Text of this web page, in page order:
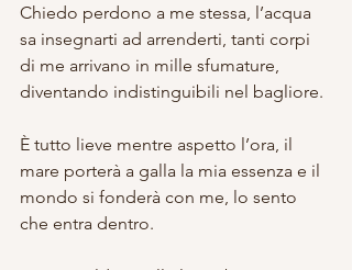
Chiedo perdono a me stessa, l’acqua
sa insegnarti ad arrenderti, tanti corpi
di me arrivano in mille sfumature,
diventando indistinguibili nel bagliore.
È tutto lieve mentre aspetto l’ora, il
mare porterà a galla la mia essenza e il
mondo si fonderà con me, lo sento
che entra dentro.